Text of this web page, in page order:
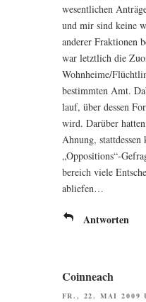
wesent­li­chen
und mir sind kei­ne
ande­rer Frak­tio­nen
war letzt­lich die
Wohnheime/
bestimm­ten Amt.
lauf, über des­sen
wird. Dar­über
Ahnung, statt­des­sen
„Oppositions“-
be­reich vie­le
abliefen…
Antworten
Coinneach
FR., 22. MAI 2009